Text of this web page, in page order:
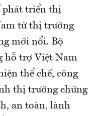
phát triển thị
từ thị trường
mới nổi. Bộ
hỗ trợ Việt Nam
thể chế, công
thị trường chứng
an toàn, lành